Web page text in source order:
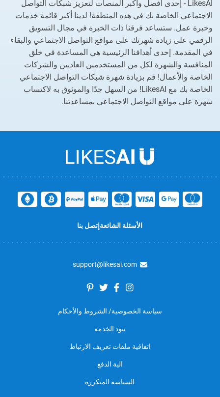
LikesAI - إحدى أفضل وأكبر المنصات لتعزيز شبكات التواصل
الاجتماعي الخاصة بك في هذه المنطقة! لدينا أكبر قائمة خدمات
وخبرة عمل. ستساعد فرقنا ذات الخبرة في مجال التسويق
الرقمي على زيادة شهرتك على مواقع التواصل الاجتماعي والبقاء
في المقدمة. إحدى أهدافنا الرئيسية هي المساعدة في خلق
المنافسة والشهرة لكل من المستخدمين العاديين والشركات
الخاصة والأعمال! قم بزيادة شهرة شبكات التواصل الاجتماعي
الخاصة بك مع LikesAI! من السهل جدًا والموثوق به لاكتساب
شهرة على مواقع التواصل الاجتماعي بمساعدتنا.
الأسئلة الشائعة إتصل بنا
سياسة الخصوصية/ الشروط والأحكام
بنود الخدمة
اتفاقية ملفات تعريف الارتباط
الية الدفع
السياسة المتكررة
support@likesai.com